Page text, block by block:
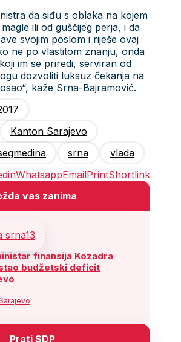
da siđu s oblaka na kojem
ili od guščijeg perja, i da
svojim poslom i riješe ovaj
ne po vlastitom znanju, onda
im se priredi, serviran od
dozvoliti luksuz čekanja na
kaže Srna-Bajramović.
Kanton Sarajevo
srna
vlada
WhatsappEmailPrintShortlink
vas zanima
finansija Kozadra
budžetski deficit
Prati SDP